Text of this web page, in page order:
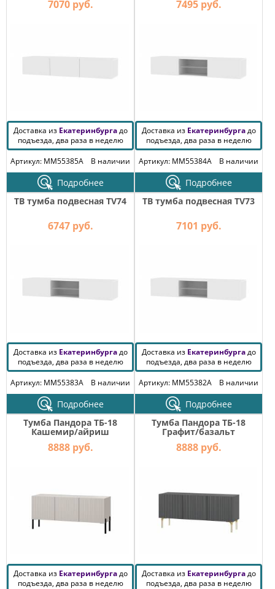
7070 руб.
Доставка из Екатеринбургадо
подъезда, два раза в неделю
Артикул: MM55385A
В наличии
Подробнее
7495 руб.
Доставка из Екатеринбургадо
подъезда, два раза в неделю
Артикул: MM55384A
В наличии
Подробнее
ТВ тумба подвесная TV74
6747 руб.
Доставка из Екатеринбургадо
подъезда, два раза в неделю
Артикул: MM55383A
В наличии
Подробнее
ТВ тумба подвесная TV73
7101 руб.
Доставка из Екатеринбургадо
подъезда, два раза в неделю
Артикул: MM55382A
В наличии
Подробнее
Тумба Пандора ТБ-18
Кашемир/айриш
8888 руб.
Доставка из Екатеринбургадо
подъезда, два раза в неделю
Тумба Пандора ТБ-18
Графит/базальт
8888 руб.
Доставка из Екатеринбургадо
подъезда, два раза в неделю